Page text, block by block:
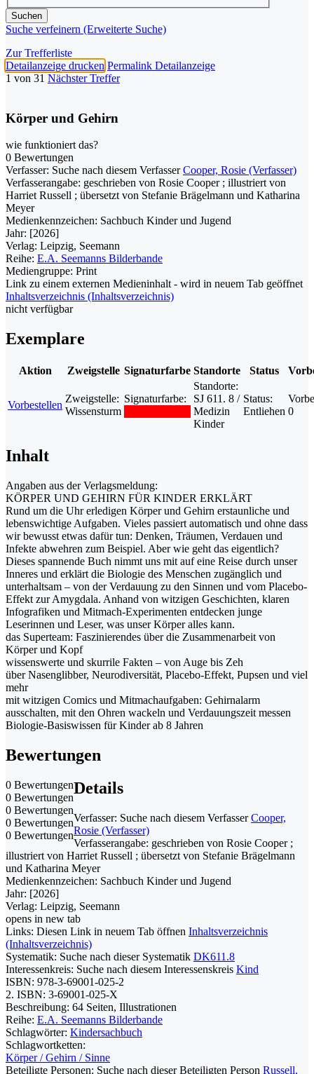
Suche verfeinern (Erweiterte Suche)
Zur Trefferliste
Detailanzeige drucken Permalink Detailanzeige
1 von 31 Nächster Treffer
Körper und Gehirn
wie funktioniert das?
0 Bewertungen
Verfasser: Suche nach diesem Verfasser Cooper, Rosie (Verfasser)
Verfasserangabe: geschrieben von Rosie Cooper ; illustriert von
Harriet Russell ; übersetzt von Stefanie Brägelmann und Katharina
Meyer
Medienkennzeichen: Sachbuch Kinder und Jugend
Jahr: [2026]
Verlag: Leipzig, Seemann
Reihe: E.A. Seemanns Bilderbande
Mediengruppe: Print
Link zu einem externen Medieninhalt - wird in neuem Tab geöffnet
Inhaltsverzeichnis (Inhaltsverzeichnis)
nicht verfügbar
Exemplare
Aktion Zweigstelle Signaturfarbe Standorte Status
Vorbestellen
Zweigstelle:
Wissensturm
Signaturfarbe:
Standorte:
SJ 611. 8 /
Medizin
Kinder
Status:
Entliehen 0
Inhalt
Angaben aus der Verlagsmeldung:
KÖRPER UND GEHIRN FÜR KINDER ERKLÄRT
Rund um die Uhr erledigen Körper und Gehirn erstaunliche und
lebenswichtige Aufgaben. Vieles passiert automatisch und ohne dass
wir bewusst etwas dafür tun: Denken, Träumen, Verdauen und
Infekte abwehren zum Beispiel. Aber wie geht das eigentlich?
Dieses spannende Buch nimmt uns mit auf eine Reise durch unser
Inneres und erklärt die Biologie des Menschen zugänglich und
unterhaltsam – von der Verdauung zu den Sinnen und vom Placebo-
Effekt zur Amygdala. Anhand von witzigen Geschichten, klaren
Infografiken und Mitmach-Experimenten entdecken junge
Leserinnen und Leser, was unser Körper alles kann.
das Superteam: Faszinierendes über die Zusammenarbeit von
Körper und Kopf
wissenswerte und skurrile Fakten – von Auge bis Zeh
über Nasenglibber, Neurodiversität, Placebo-Effekt, Pupsen und viel
mehr
mit witzigen Comics und Mitmachaufgaben: Gehirnalarm
ausschalten, mit den Ohren wackeln und Verdauungszeit messen
Biologie-Basiswissen für Kinder ab 8 Jahren
Bewertungen
0 Bewertungen
0 Bewertungen
0 Bewertungen
0 Bewertungen
0 Bewertungen
Details
Verfasser: Suche nach diesem Verfasser Cooper,
Rosie (Verfasser)
Verfasserangabe: geschrieben von Rosie Cooper ;
illustriert von Harriet Russell ; übersetzt von Stefanie Brägelmann
und Katharina Meyer
Medienkennzeichen: Sachbuch Kinder und Jugend
Jahr: [2026]
Verlag: Leipzig, Seemann
opens in new tab
Links: Diesen Link in neuem Tab öffnen Inhaltsverzeichnis
(Inhaltsverzeichnis)
Systematik: Suche nach dieser Systematik DK611.8
Interessenkreis: Suche nach diesem Interessenskreis Kind
ISBN: 978-3-69001-025-2
2. ISBN: 3-69001-025-X
Beschreibung: 64 Seiten, Illustrationen
Reihe: E.A. Seemanns Bilderbande
Schlagwörter: Kindersachbuch
Schlagwortketten:
Körper / Gehirn / Sinne
Beteiligte Personen: Suche nach dieser Beteiligten Person Russell,